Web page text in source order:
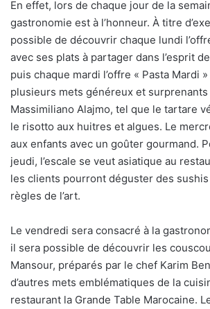
En effet, lors de chaque jour de la
gastronomie est à l’honneur. À titre
possible de découvrir chaque lundi
avec ses plats à partager dans l’esprit
puis chaque mardi l’offre « Pasta Mardi
plusieurs mets généreux et
Massimiliano Alajmo, tel que le tartare
le risotto aux huitres et algues. Le
aux enfants avec un goûter gourmand.
jeudi, l’escale se veut asiatique au
les clients pourront déguster des
règles de l’art.
Le vendredi sera consacré à la
il sera possible de découvrir les
Mansour, préparés par le chef Karim
d’autres mets emblématiques de la
restaurant la Grande Table Marocaine.